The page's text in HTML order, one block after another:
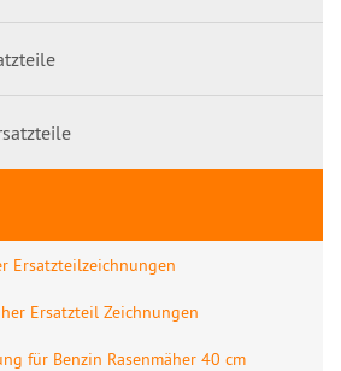
Ersatzteilzeichnungen
Ersatzteil Zeichnungen
für Benzin Rasenmäher 40 cm